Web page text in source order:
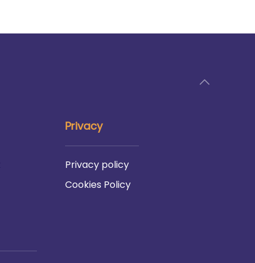
Privacy
Privacy policy
Cookies Policy